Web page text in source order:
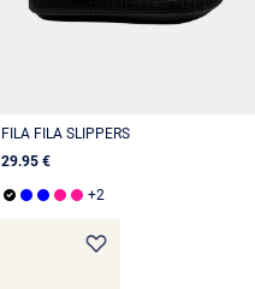
FILA FILA SLIPPERS
29.95 €